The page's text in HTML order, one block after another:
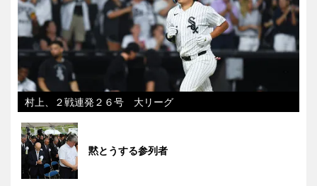
村上、２戦連発２６号 大リーグ
黙とうする参列者